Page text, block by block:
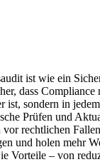
ist wie ein
dass Compliance
ist, sondern in
Prüfen und
vor rechtlichen
und holen mehr
Vorteile – von